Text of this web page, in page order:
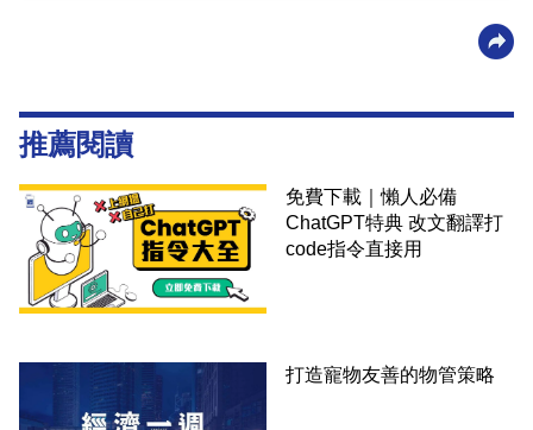
推薦閱讀
免費下載｜懶人必備
ChatGPT特典 改文翻譯打
code指令直接用
打造寵物友善的物管策略